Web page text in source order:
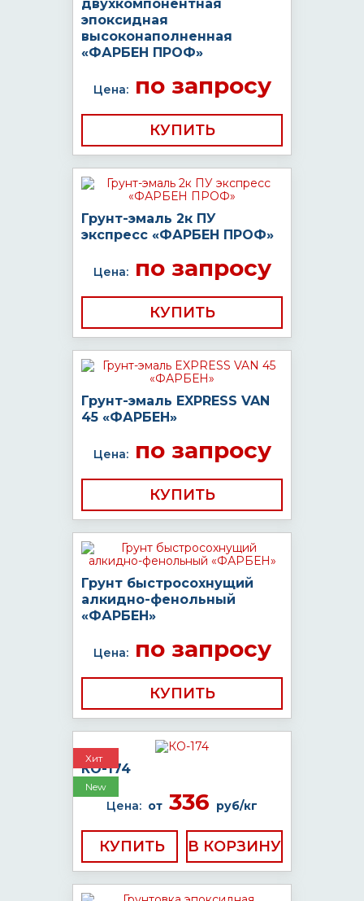
двухкомпонентная
эпоксидная
высоконаполненная
«ФАРБЕН ПРОФ»
Цена:по запросу
КУПИТЬ
Грунт-эмаль 2к ПУ
экспресс «ФАРБЕН ПРОФ»
Цена:по запросу
КУПИТЬ
Грунт-эмаль EXPRESS VAN
45 «ФАРБЕН»
Цена:по запросу
КУПИТЬ
Грунт быстросохнущий
алкидно-фенольный
«ФАРБЕН»
Цена:по запросу
КУПИТЬ
Хит
New
КО-174
Цена: от 336 руб/кг
КУПИТЬ